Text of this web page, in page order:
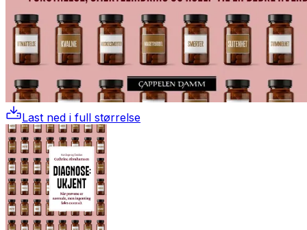
Last ned i full størrelse